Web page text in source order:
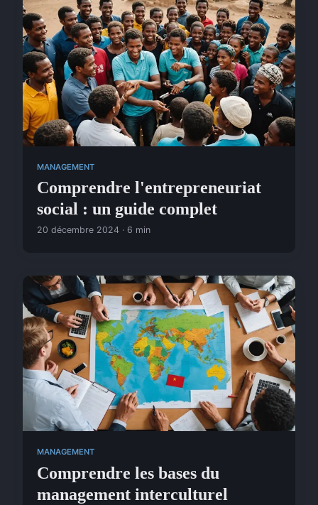
MANAGEMENT
Comprendre l'entrepreneuriat
social : un guide complet
20 décembre 2024 · 6 min
MANAGEMENT
Comprendre les bases du
management interculturel